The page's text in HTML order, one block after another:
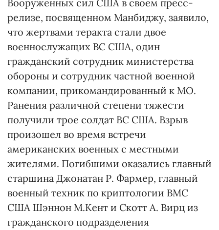
Вооруженных сил США в своем пресс-
релизе, посвященном Манбиджу, заявило,
что жертвами теракта стали двое
военнослужащих ВС США, один
гражданский сотрудник министерства
обороны и сотрудник частной военной
компании, прикомандированный к МО.
Ранения различной степени тяжести
получили трое солдат ВС США. Взрыв
произошел во время встречи
американских военных с местными
жителями. Погибшими оказались главный
старшина Джонатан Р. Фармер, главный
военный техник по криптологии ВМС
США Шэннон М.Кент и Скотт А. Вирц из
гражданского подразделения